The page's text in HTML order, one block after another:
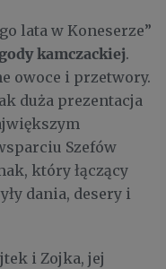
lata w Koneserze”
kamczackiej.
owoce i przetwory.
duża prezentacja
Szefów
który łączący
dania, desery i
i Zojka, jej